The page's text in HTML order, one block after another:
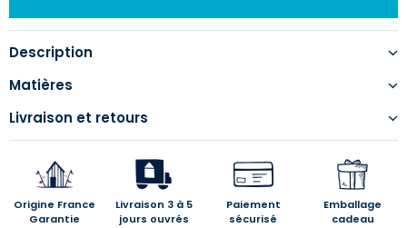
Description
Matières
Livraison et retours
Origine France
Garantie
Livraison 3 à 5
jours ouvrés
Paiement
sécurisé
Emballage
cadeau